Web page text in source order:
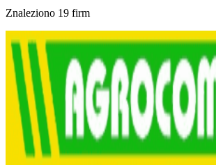
Znaleziono 19 firm